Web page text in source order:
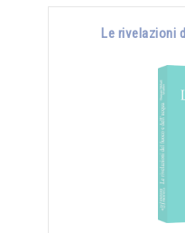
Le rivelazioni